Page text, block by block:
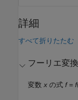
詳細
すべて折りたたむ
フーリエ変換
変数 x の式f=f